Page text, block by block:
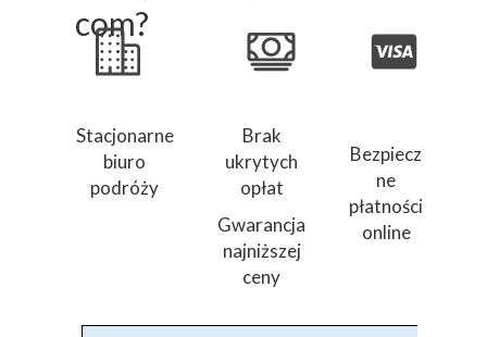
Bezpiecz
ne
płatności
online
Brak
ukrytych
opłat
Gwarancja
najniższej
ceny
Stacjonarne
biuro
podróży
com?